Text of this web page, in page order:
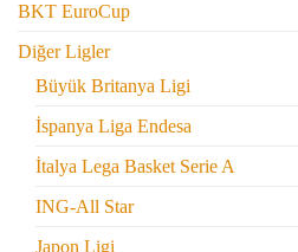
BKT EuroCup
Diğer Ligler
Büyük Britanya Ligi
İspanya Liga Endesa
İtalya Lega Basket Serie A
ING-All Star
Japon Ligi